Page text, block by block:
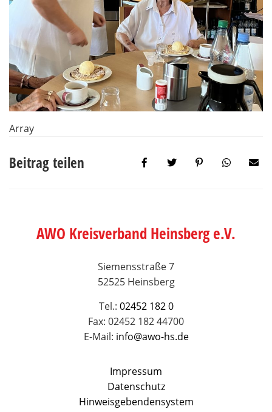
Array
Beitrag teilen
AWO Kreisverband Heinsberg e.V.
Siemensstraße 7
52525 Heinsberg
Tel.: 02452 182 0
Fax: 02452 182 44700
E-Mail: info@awo-hs.de
Impressum
Datenschutz
Hinweisgebendensystem